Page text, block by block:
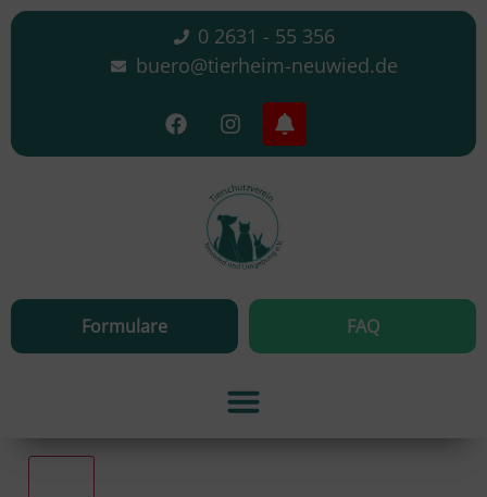
0 2631 - 55 356
buero@tierheim-neuwied.de
Formulare FAQ